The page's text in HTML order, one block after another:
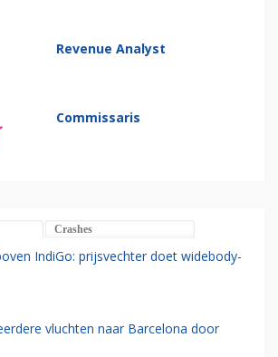
Revenue Analyst
Commissaris
Crashes
IndiGo: prijsvechter doet widebody-
vluchten naar Barcelona door